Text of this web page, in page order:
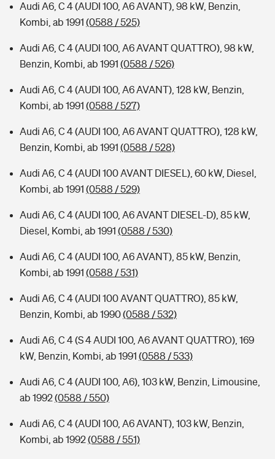
Audi A6, C 4 (AUDI 100, A6 AVANT), 98 kW, Benzin,
Kombi, ab 1991 (0588 / 525)
Audi A6, C 4 (AUDI 100, A6 AVANT QUATTRO), 98 kW,
Benzin, Kombi, ab 1991 (0588 / 526)
Audi A6, C 4 (AUDI 100, A6 AVANT), 128 kW, Benzin,
Kombi, ab 1991 (0588 / 527)
Audi A6, C 4 (AUDI 100, A6 AVANT QUATTRO), 128 kW,
Benzin, Kombi, ab 1991 (0588 / 528)
Audi A6, C 4 (AUDI 100 AVANT DIESEL), 60 kW, Diesel,
Kombi, ab 1991 (0588 / 529)
Audi A6, C 4 (AUDI 100, A6 AVANT DIESEL-D), 85 kW,
Diesel, Kombi, ab 1991 (0588 / 530)
Audi A6, C 4 (AUDI 100, A6 AVANT), 85 kW, Benzin,
Kombi, ab 1991 (0588 / 531)
Audi A6, C 4 (AUDI 100 AVANT QUATTRO), 85 kW,
Benzin, Kombi, ab 1990(0588 / 532)
Audi A6, C 4 (S 4 AUDI 100, A6 AVANT QUATTRO), 169
kW, Benzin, Kombi, ab 1991 (0588 / 533)
Audi A6, C 4 (AUDI 100, A6), 103 kW, Benzin, Limousine,
ab 1992(0588 / 550)
Audi A6, C 4 (AUDI 100, A6 AVANT), 103 kW, Benzin,
Kombi, ab 1992(0588 / 551)